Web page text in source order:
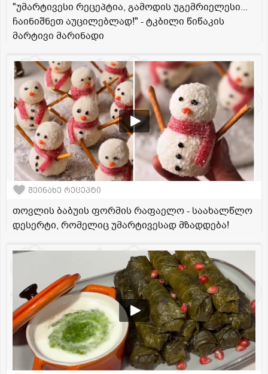
"უმარტივესი რეცეპტია, გამოდის უგემრიელესი...
ჩაინიშნეთ აუცილებლად!" - ტკბილი წიწაკის
მარტივი მარინადი
შეინახე რეცეპტი
თოვლის ბაბუის ფორმის რაფაელო - საახალწლო
დესერტი, რომელიც უმარტივესად მზადდება!